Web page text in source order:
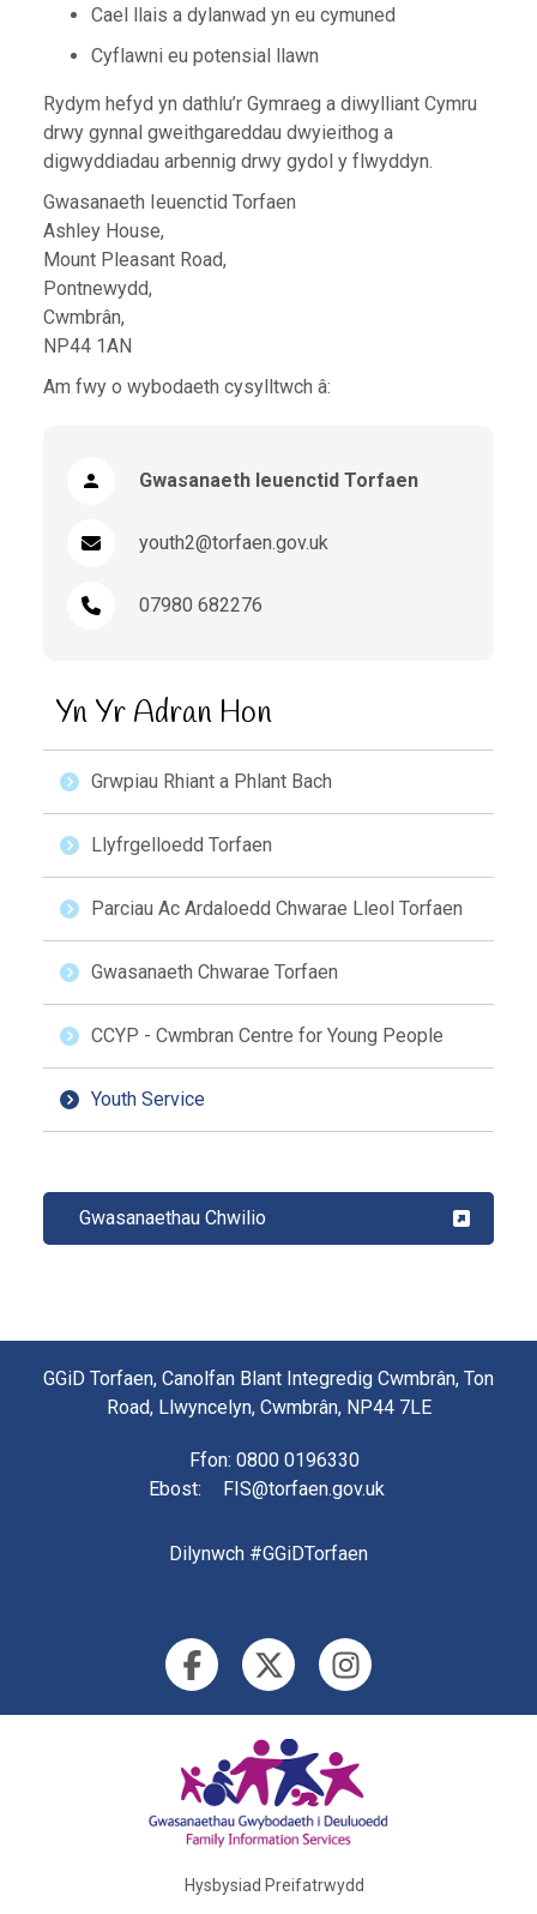
Cael llais a dylanwad yn eu cymuned
Cyflawni eu potensial llawn
Rydym hefyd yn dathlu’r Gymraeg a diwylliant Cymru
drwy gynnal gweithgareddau dwyieithog a
digwyddiadau arbennig drwy gydol y flwyddyn.
Gwasanaeth Ieuenctid Torfaen
Ashley House,
Mount Pleasant Road,
Pontnewydd,
Cwmbrân,
NP44 1AN
Am fwy o wybodaeth cysylltwch â:
Gwasanaeth Ieuenctid Torfaen
youth2@torfaen.gov.uk
07980 682276
Yn Yr Adran Hon
Grwpiau Rhiant a Phlant Bach
Llyfrgelloedd Torfaen
Parciau Ac Ardaloedd Chwarae Lleol Torfaen
Gwasanaeth Chwarae Torfaen
CCYP - Cwmbran Centre for Young People
Youth Service
Gwasanaethau Chwilio
GGiD Torfaen, Canolfan Blant Integredig Cwmbrân, Ton
Road, Llwyncelyn, Cwmbrân, NP44 7LE
Ffon: 0800 0196330
Ebost: FIS@torfaen.gov.uk
Dilynwch #GGiDTorfaen
Hysbysiad Preifatrwydd